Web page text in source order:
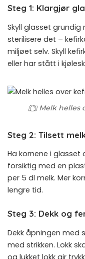
Steg 1: Klargjør
Skyll glasset grundig
sterilisere det –
miljøet selv. Skyll
eller har stått i
Melk helles
Steg 2: Tilsett
Ha kornene i glasset
forsiktig med en
per 5 dl melk. Mer
lengre tid.
Steg 3: Dekk og
Dekk åpningen med
med strikken. Lokk
og lukket lokk gir